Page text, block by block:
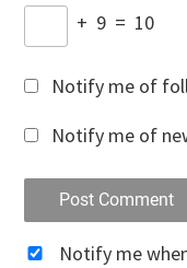
+ 9 = 10
Notify me of
Notify me of
Notify me